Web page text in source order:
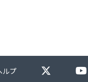
ルプ